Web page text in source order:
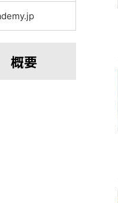
概要